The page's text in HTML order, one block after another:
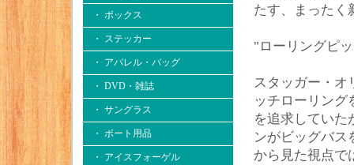
・ ボックス
・ ステッカー
・ アパレル・バッグ
・ DVD・雑誌
・ サングラス
・ ボート用品
・ アイスフォーゲル
たす、まったく
"ローリングピ
スタッガー・オ
ッチローリン
を追求していた
ンがビッグバス
から見た視点で